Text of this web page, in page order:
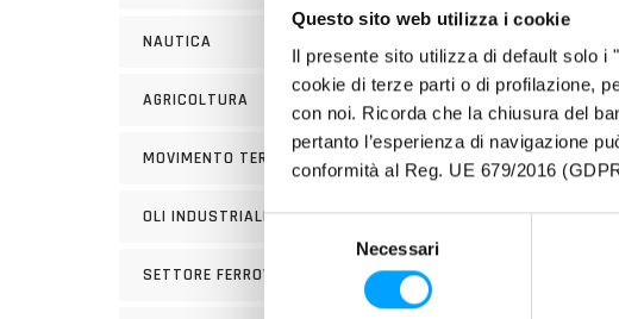
Questo sito web utilizza i cookie
Il presente sito utilizza di default solo
cookie di terze parti o di profilazione,
con noi. Ricorda che la chiusura del
pertanto l’esperienza di navigazione
conformità al Reg. UE 679/2016
S
Necessari
NAUTICA
AGRICOLTURA
MOVIMENTO TERRA
OLI INDUSTRIALI
SETTORE FERROVIARIO
Disinfetta
UTILIZZO
Modalità di
1
1